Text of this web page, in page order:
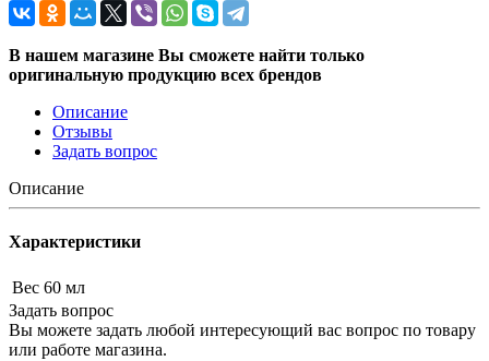
В нашем магазине Вы сможете найти только
оригинальную продукцию всех брендов
Описание
Отзывы
Задать вопрос
Описание
Характеристики
Вес 60 мл
Задать вопрос
Вы можете задать любой интересующий вас вопрос по товару
или работе магазина.